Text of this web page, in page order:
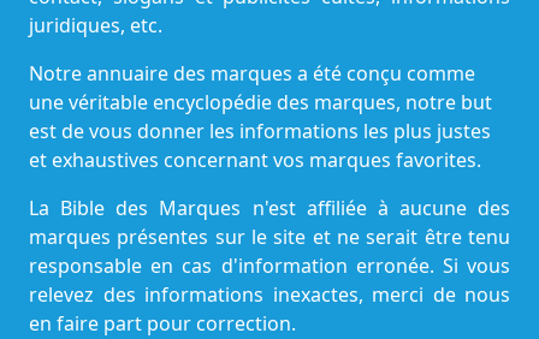
juridiques, etc.
Notre annuaire des marques a été conçu comme
une véritable encyclopédie des marques, notre but
est de vous donner les informations les plus justes
et exhaustives concernant vos marques favorites.
La Bible des Marques n'est affiliée à aucune des
marques présentes sur le site et ne serait être tenu
responsable en cas d'information erronée. Si vous
relevez des informations inexactes, merci de nous
en faire part pour correction.